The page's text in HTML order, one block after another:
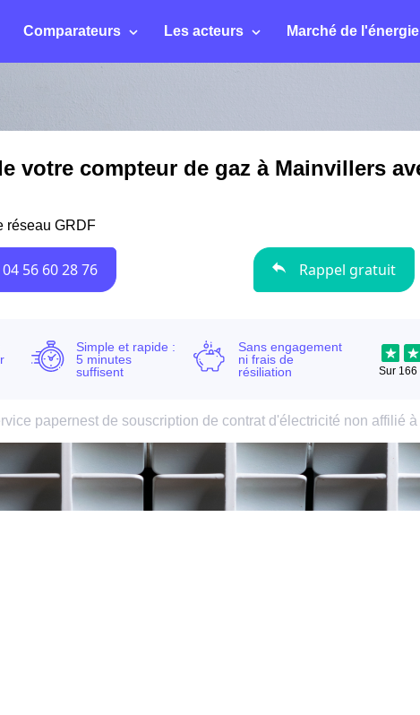
Comparateurs Les acteurs Marché de l'énergie